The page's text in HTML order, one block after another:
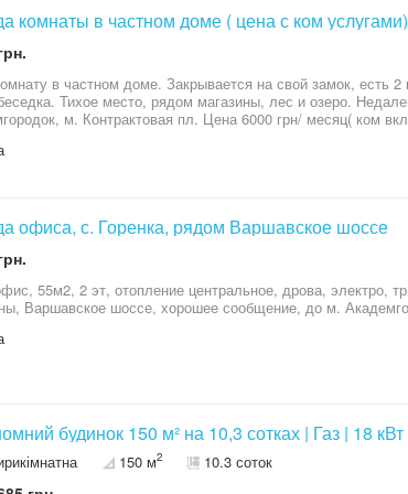
ворота, Вопросы экстренной хозяйственной помощи и уборки территории
комнаты в частном доме ( цена с ком услугами)
в частном доме. Закрывается на свой замок, есть
Тихое место, рядом магазины, лес и озеро.
м. Контрактовая пл. Цена 6000 грн/ месяц( ком
офиса, с. Горенка, рядом Варшавское шоссе
55м2, 2 эт, отопление центральное, дрова, электро,
Варшавское шоссе, хорошее сообщение, до м.
будинок 150 м² на 10,3 сотках | Газ | 18
150 м2 10.3 соток